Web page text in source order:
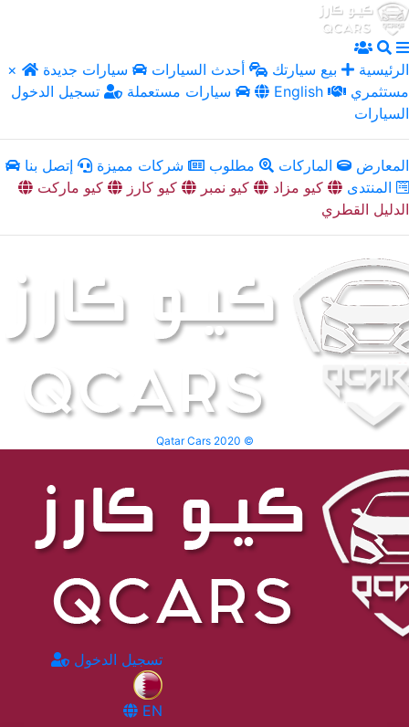
× الرئيسية بيع سيارتك أحدث السيارات
سيارات جديدة
سيارات مستعملة
تسجيل الدخول English
السيارات
المعارض الماركات مطلوب شركات مميزة
إتصل بنا
المنتدى
كيو مزاد كيو نمبر كيو كارز
كيو ماركت
الدليل القطري
Qatar Cars 2020 ©
تسجيل الدخول
EN